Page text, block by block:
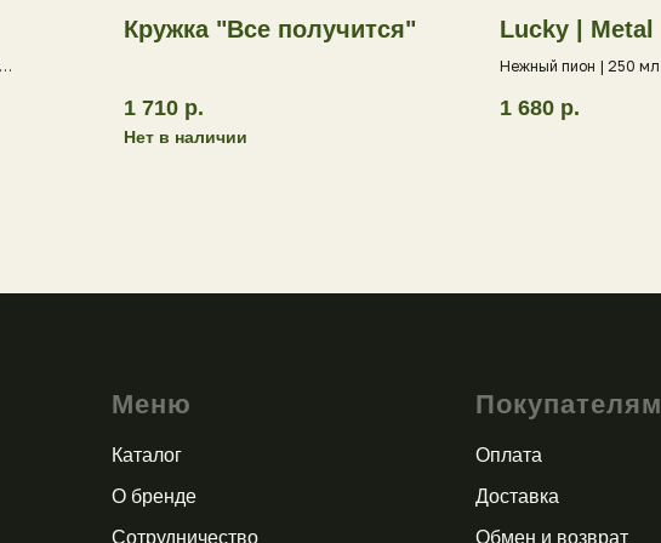
Кружка "Все получится"
1 710 р.
Нет в наличии
Lucky | Metal
Нежный пион | 250 мл
1 680 р.
Меню
Каталог
О бренде
Сотрудничество
Покупателям
Оплата
Доставка
Обмен и возврат